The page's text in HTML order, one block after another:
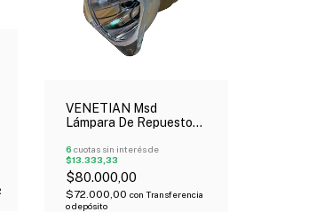
VENETIAN Msd
Lámpara De Repuesto
6 cuotas sin interés de
$13.333,33
$80.000,00
$72.000,00 con Transferencia
o depósito